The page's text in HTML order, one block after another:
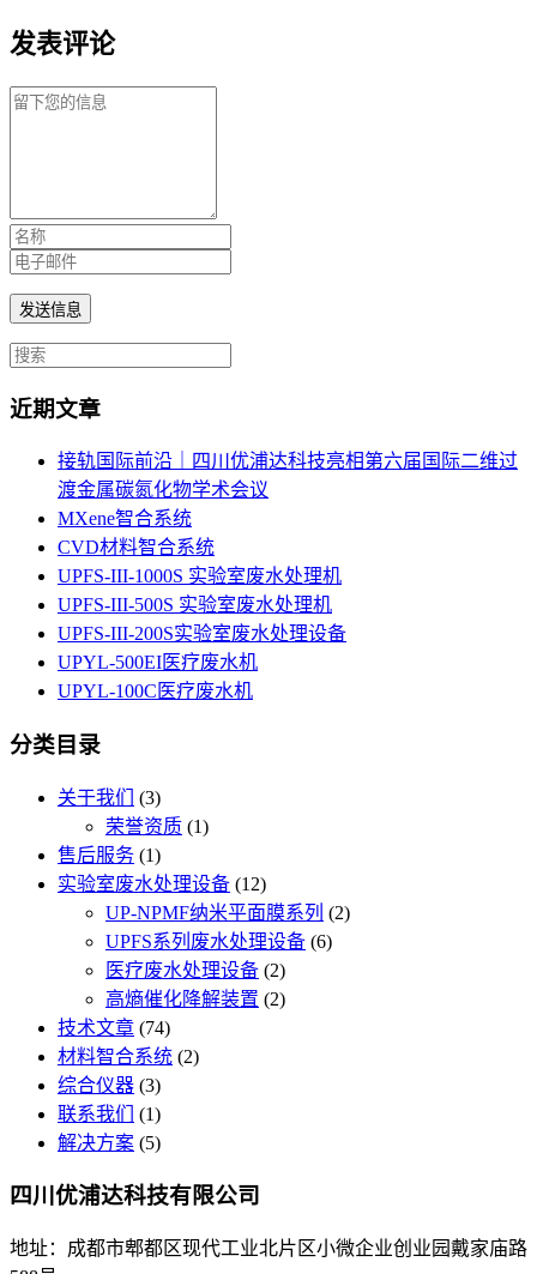
发表评论
近期文章
接轨国际前沿｜四川优浦达科技亮相第六届国际二维过
渡金属碳氮化物学术会议
MXene智合系统
CVD材料智合系统
UPFS-III-1000S 实验室废水处理机
UPFS-III-500S 实验室废水处理机
UPFS-III-200S实验室废水处理设备
UPYL-500EI医疗废水机
UPYL-100C医疗废水机
分类目录
关于我们
(3)
荣誉资质 (1)
售后服务 (1)
实验室废水处理设备 (12)
UP-NPMF纳米平面膜系列 (2)
UPFS系列废水处理设备 (6)
医疗废水处理设备 (2)
高熵催化降解装置 (2)
技术文章 (74)
材料智合系统 (2)
综合仪器 (3)
联系我们
(1)
解决方案 (5)
四川优浦达科技有限公司
地址：成都市郫都区现代工业北片区小微企业创业园戴家庙路